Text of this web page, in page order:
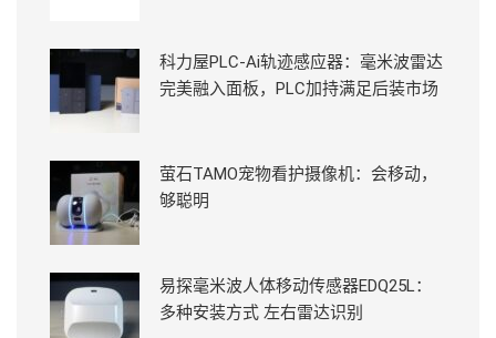
科力屋PLC-Ai轨迹感应器：毫米波雷达
完美融入面板，PLC加持满足后装市场
萤石TAMO宠物看护摄像机：会移动，
够聪明
易探毫米波人体移动传感器EDQ25L：
多种安装方式 左右雷达识别